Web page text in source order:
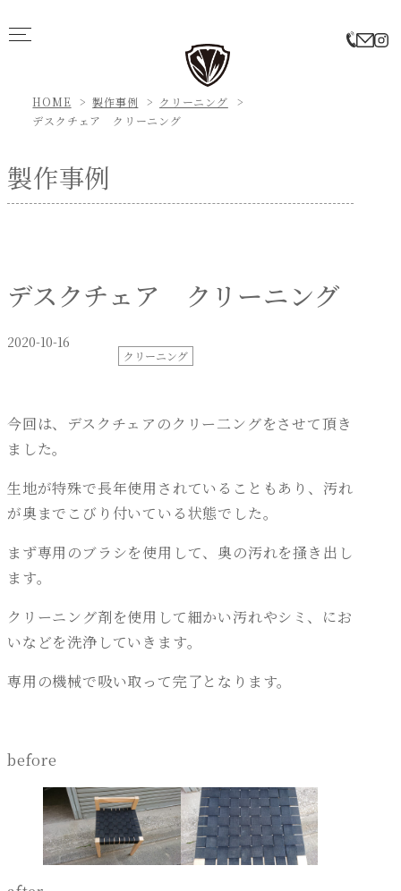
HOME 製作事例
クリーニング
デスクチェア クリーニング
製作事例
デスクチェア クリーニング
2020-10-16
クリーニング
今回は、デスクチェアのクリー二ングをさせて頂き
ました。
生地が特殊で長年使用されていることもあり、汚れ
が奥までこびり付いている状態でした。
まず専用のブラシを使用して、奥の汚れを掻き出し
ます。
クリーニング剤を使用して細かい汚れやシミ、にお
いなどを洗浄していきます。
専用の機械で吸い取って完了となります。
before